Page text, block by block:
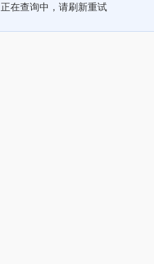
正在查询中，请刷新重试